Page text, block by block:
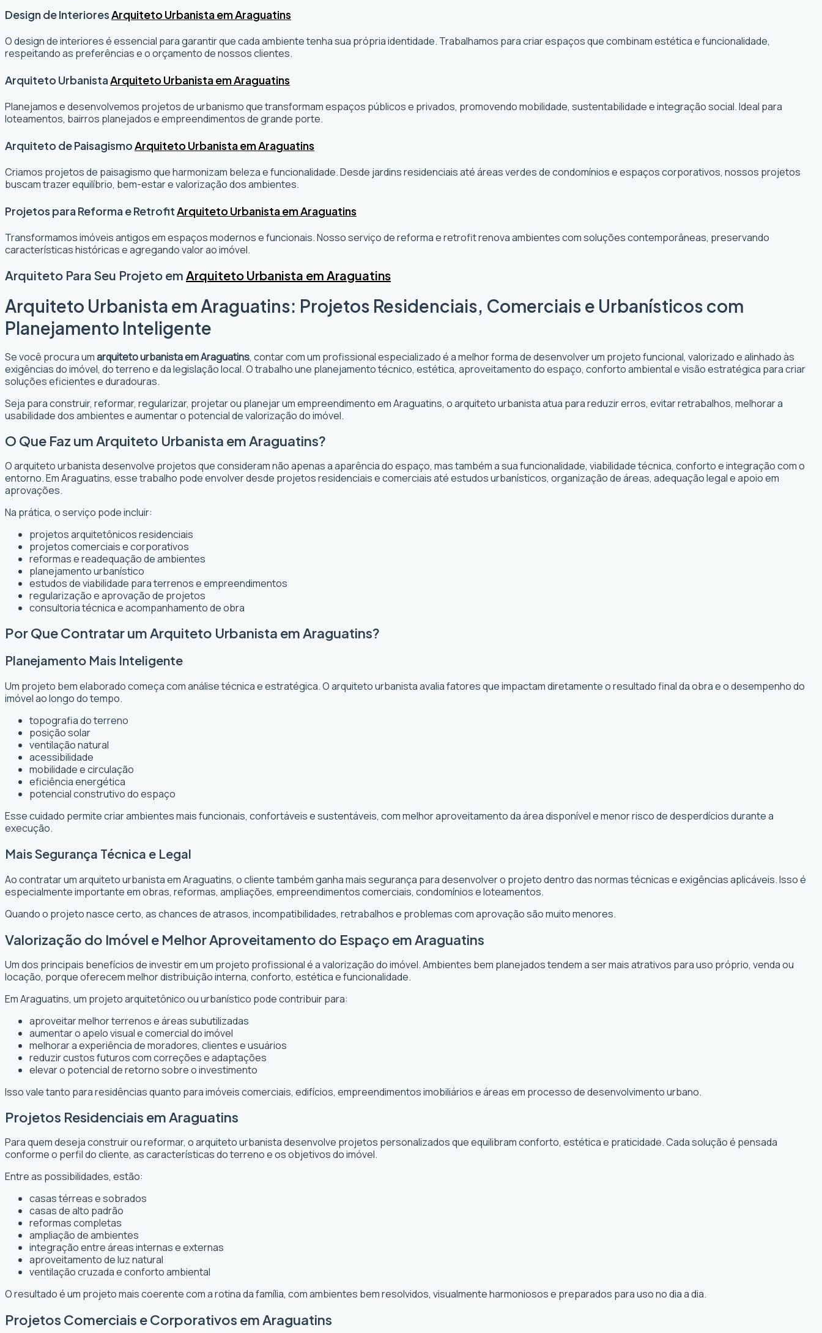
Design de InterioresArquiteto Urbanista em Araguatins
O design de interiores é essencial para garantir que cada ambiente tenha sua própria identidade. Trabalhamos para criar espaços que combinam estética e funcionalidade,
respeitando as preferências e o orçamento de nossos clientes.
Arquiteto UrbanistaArquiteto Urbanista em Araguatins
Planejamos e desenvolvemos projetos de urbanismo que transformam espaços públicos e privados, promovendo mobilidade, sustentabilidade e integração social. Ideal para
loteamentos, bairros planejados e empreendimentos de grande porte.
Arquiteto de PaisagismoArquiteto Urbanista em Araguatins
Criamos projetos de paisagismo que harmonizam beleza e funcionalidade. Desde jardins residenciais até áreas verdes de condomínios e espaços corporativos, nossos projetos
buscam trazer equilíbrio, bem-estar e valorização dos ambientes.
Projetos para Reforma e RetrofitArquiteto Urbanista em Araguatins
Transformamos imóveis antigos em espaços modernos e funcionais. Nosso serviço de reforma e retrofit renova ambientes com soluções contemporâneas, preservando
características históricas e agregando valor ao imóvel.
Arquiteto Para Seu Projeto em Arquiteto Urbanista em Araguatins
Arquiteto Urbanista em Araguatins: Projetos Residenciais, Comerciais e Urbanísticos com
Planejamento Inteligente
Se você procura umarquiteto urbanista em Araguatins, contar com um profissional especializado é a melhor forma de desenvolver um projeto funcional, valorizado e alinhado às
exigências do imóvel, do terreno e da legislação local. O trabalho une planejamento técnico, estética, aproveitamento do espaço, conforto ambiental e visão estratégica para criar
soluções eficientes e duradouras.
Seja para construir, reformar, regularizar, projetar ou planejar um empreendimento em Araguatins, o arquiteto urbanista atua para reduzir erros, evitar retrabalhos, melhorar a
usabilidade dos ambientes e aumentar o potencial de valorização do imóvel.
O Que Faz um Arquiteto Urbanista em Araguatins?
O arquiteto urbanista desenvolve projetos que consideram não apenas a aparência do espaço, mas também a sua funcionalidade, viabilidade técnica, conforto e integração com o
entorno. Em Araguatins, esse trabalho pode envolver desde projetos residenciais e comerciais até estudos urbanísticos, organização de áreas, adequação legal e apoio em
aprovações.
Na prática, o serviço pode incluir:
projetos arquitetônicos residenciais
projetos comerciais e corporativos
reformas e readequação de ambientes
planejamento urbanístico
estudos de viabilidade para terrenos e empreendimentos
regularização e aprovação de projetos
consultoria técnica e acompanhamento de obra
Por Que Contratar um Arquiteto Urbanista em Araguatins?
Planejamento Mais Inteligente
Um projeto bem elaborado começa com análise técnica e estratégica. O arquiteto urbanista avalia fatores que impactam diretamente o resultado final da obra e o desempenho do
imóvel ao longo do tempo.
topografia do terreno
posição solar
ventilação natural
acessibilidade
mobilidade e circulação
eficiência energética
potencial construtivo do espaço
Esse cuidado permite criar ambientes mais funcionais, confortáveis e sustentáveis, com melhor aproveitamento da área disponível e menor risco de desperdícios durante a
execução.
Mais Segurança Técnica e Legal
Ao contratar um arquiteto urbanista em Araguatins, o cliente também ganha mais segurança para desenvolver o projeto dentro das normas técnicas e exigências aplicáveis. Isso é
especialmente importante em obras, reformas, ampliações, empreendimentos comerciais, condomínios e loteamentos.
Quando o projeto nasce certo, as chances de atrasos, incompatibilidades, retrabalhos e problemas com aprovação são muito menores.
Valorização do Imóvel e Melhor Aproveitamento do Espaço em Araguatins
Um dos principais benefícios de investir em um projeto profissional é a valorização do imóvel. Ambientes bem planejados tendem a ser mais atrativos para uso próprio, venda ou
locação, porque oferecem melhor distribuição interna, conforto, estética e funcionalidade.
Em Araguatins, um projeto arquitetônico ou urbanístico pode contribuir para:
aproveitar melhor terrenos e áreas subutilizadas
aumentar o apelo visual e comercial do imóvel
melhorar a experiência de moradores, clientes e usuários
reduzir custos futuros com correções e adaptações
elevar o potencial de retorno sobre o investimento
Isso vale tanto para residências quanto para imóveis comerciais, edifícios, empreendimentos imobiliários e áreas em processo de desenvolvimento urbano.
Projetos Residenciais em Araguatins
Para quem deseja construir ou reformar, o arquiteto urbanista desenvolve projetos personalizados que equilibram conforto, estética e praticidade. Cada solução é pensada
conforme o perfil do cliente, as características do terreno e os objetivos do imóvel.
Entre as possibilidades, estão:
casas térreas e sobrados
casas de alto padrão
reformas completas
ampliação de ambientes
integração entre áreas internas e externas
aproveitamento de luz natural
ventilação cruzada e conforto ambiental
O resultado é um projeto mais coerente com a rotina da família, com ambientes bem resolvidos, visualmente harmoniosos e preparados para uso no dia a dia.
Projetos Comerciais e Corporativos em Araguatins